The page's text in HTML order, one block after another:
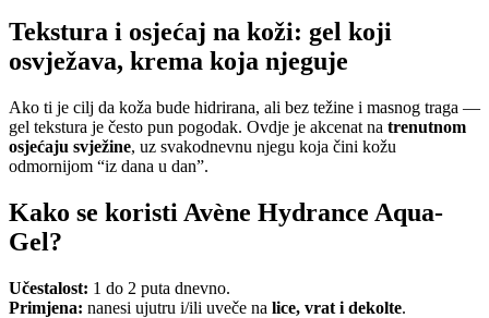
Tekstura i osjećaj na koži: gel koji
osvježava, krema koja njeguje
Ako ti je cilj da koža bude hidrirana, ali bez težine i masnog traga —
gel tekstura je često pun pogodak. Ovdje je akcenat na trenutnom
osjećaju svježine, uz svakodnevnu njegu koja čini kožu
odmornijom “iz dana u dan”.
Kako se koristi Avène Hydrance Aqua-
Gel?
Učestalost: 1 do 2 puta dnevno.
Primjena: nanesi ujutru i/ili uveče na lice, vrat i dekolte.